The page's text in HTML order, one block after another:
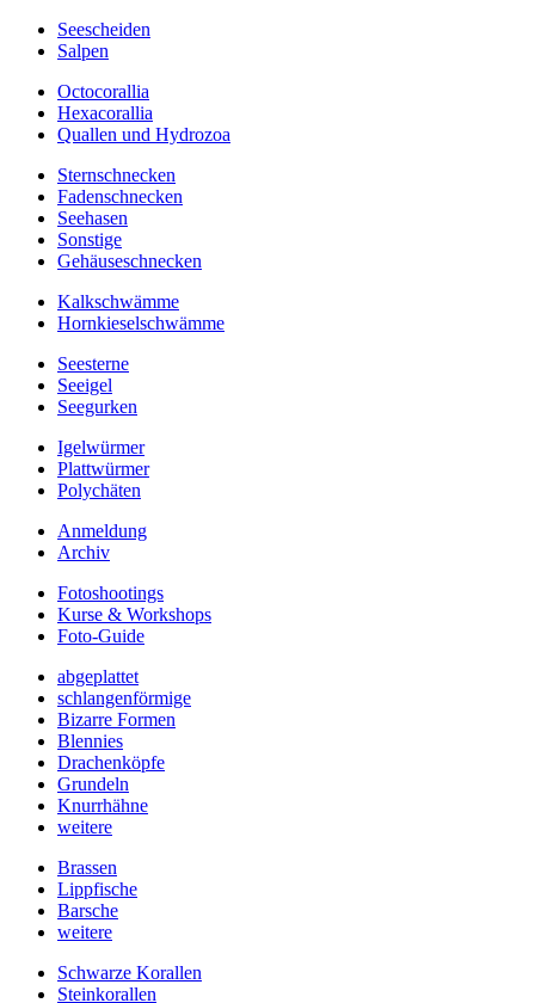
Seescheiden
Salpen
Octocorallia
Hexacorallia
Quallen und Hydrozoa
Sternschnecken
Fadenschnecken
Seehasen
Sonstige
Gehäuseschnecken
Kalkschwämme
Hornkieselschwämme
Seesterne
Seeigel
Seegurken
Igelwürmer
Plattwürmer
Polychäten
Anmeldung
Archiv
Fotoshootings
Kurse & Workshops
Foto-Guide
abgeplattet
schlangenförmige
Bizarre Formen
Blennies
Drachenköpfe
Grundeln
Knurrhähne
weitere
Brassen
Lippfische
Barsche
weitere
Schwarze Korallen
Steinkorallen